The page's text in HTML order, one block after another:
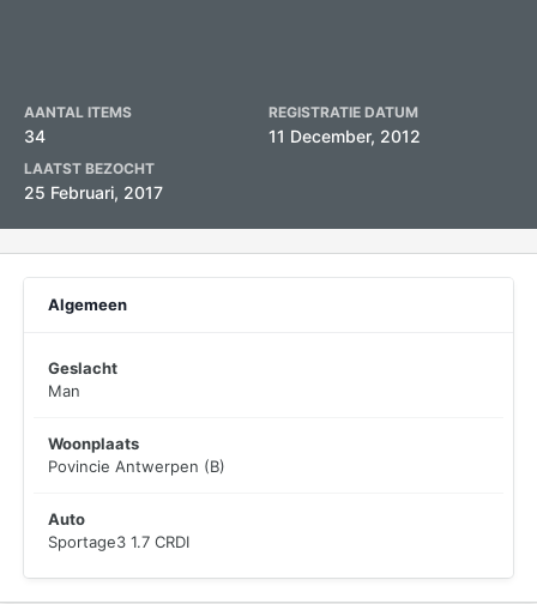
AANTAL ITEMS
34
REGISTRATIE DATUM
11 December, 2012
LAATST BEZOCHT
25 Februari, 2017
Algemeen
Geslacht
Man
Woonplaats
Povincie Antwerpen (B)
Auto
Sportage3 1.7 CRDI